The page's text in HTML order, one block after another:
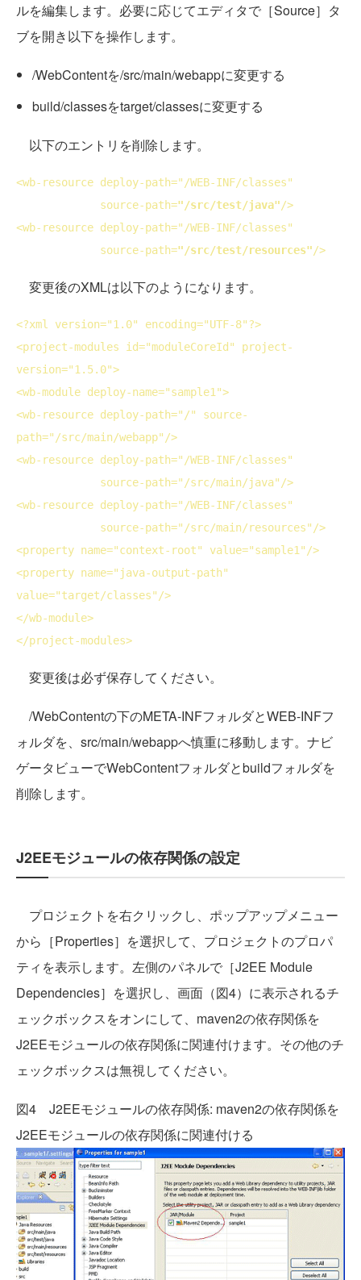
ルを編集します。必要に応じてエディタで［Source］タ
ブを開き以下を操作します。
/WebContentを/src/main/webappに変更する
build/classesをtarget/classesに変更する
以下のエントリを削除します。
<wb-resource deploy-path="/WEB-INF/classes"
source-path="/src/test/java"/>
<wb-resource deploy-path="/WEB-INF/classes"
source-path="/src/test/resources"/>
変更後のXMLは以下のようになります。
<?xml version="1.0" encoding="UTF-8"?>
<project-modules id="moduleCoreId" project-
version="1.5.0">
<wb-module deploy-name="sample1">
<wb-resource deploy-path="/" source-
path="/src/main/webapp"/>
<wb-resource deploy-path="/WEB-INF/classes"
source-path="/src/main/java"/>
<wb-resource deploy-path="/WEB-INF/classes"
source-path="/src/main/resources"/>
<property name="context-root" value="sample1"/>
<property name
value="target/classes"/>
</wb-module>
</project-modules>
変更後は必ず保存してください。
/WebContentの下のMETA-INFフォルダとWEB-INFフ
ォルダを、src/main/webappへ慎重に移動します。ナビ
ゲータビューでWebContentフォルダとbuildフォルダを
削除します。
J2EEモジュールの依存関係の設定
プロジェクトを右クリックし、ポップアップメニュー
から［Properties］を選択して、プロジェクトのプロパ
ティを表示します。左側のパネルで［J2EE Module
Dependencies］を選択し、画面（図4）に表示されるチ
ェックボックスをオンにして、maven2の依存関係を
J2EEモジュールの依存関係に関連付けます。その他のチ
ェックボックスは無視してください。
図4 J2EEモジュールの依存関係: maven2の依存関係を
J2EEモジュールの依存関係に関連付ける